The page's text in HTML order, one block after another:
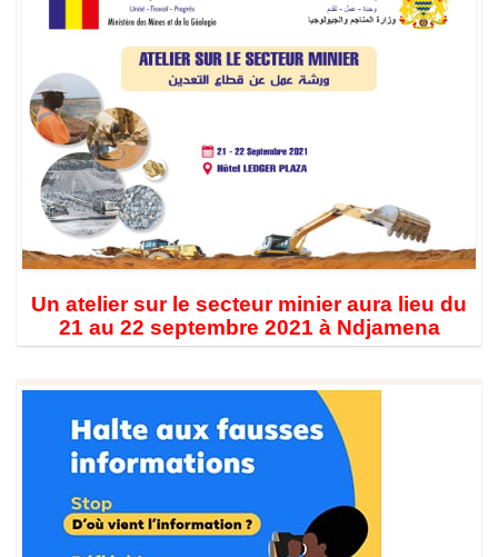
Un atelier sur le secteur minier aura lieu du
21 au 22 septembre 2021 à Ndjamena